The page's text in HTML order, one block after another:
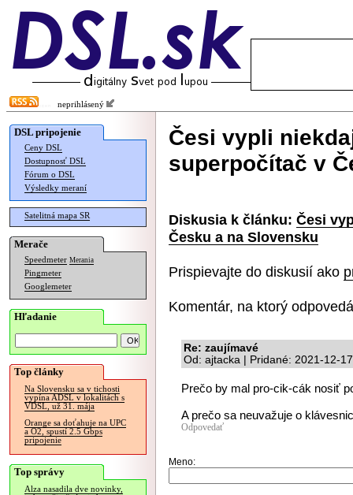
neprihlásený
DSL pripojenie
Ceny DSL
Dostupnosť DSL
Fórum o DSL
Výsledky meraní
Satelitná mapa SR
Merače
Speedmeter Merania
Pingmeter
Googlemeter
Hľadanie
Top články
Na Slovensku sa v tichosti
vypína ADSL v lokalitách s
VDSL, už 31. mája
Orange sa doťahuje na UPC
a O2, spustí 2.5 Gbps
pripojenie
Top správy
Alza nasadila dve novinky,
Česi vypli
superpočítač v
Diskusia k článku: Česi
Česku a na Slovensku
Prispievajte do diskusií ako
Komentár, na ktorý
Re: zaujímavé
Od: ajtacka | Pridané: 2021-12-
Prečo by mal pro-cik-cák nosiť
A prečo sa neuvažuje o
Odpovedať
Meno: